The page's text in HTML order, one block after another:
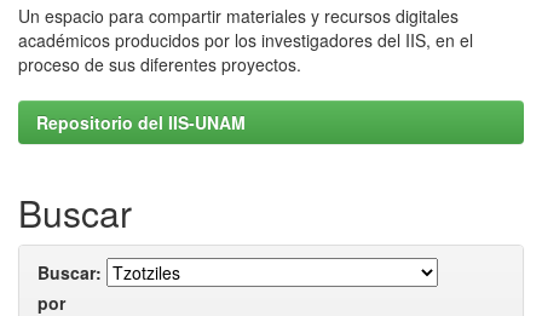
Un espacio para compartir materiales y recursos digitales
académicos producidos por los investigadores del IIS, en el
proceso de sus diferentes proyectos.
Repositorio del IIS-UNAM
Buscar
Buscar:
por